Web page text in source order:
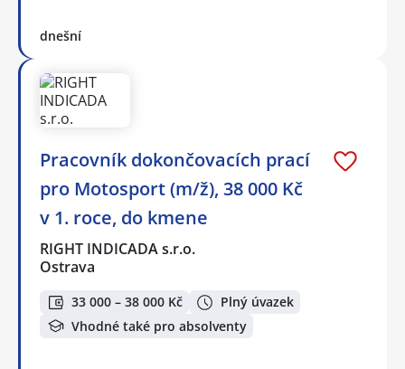
dnešní
Pracovník dokončovacích prací
pro Motosport (m/ž), 38 000 Kč
v 1. roce, do kmene
RIGHT INDICADA s.r.o.
Ostrava
33 000 – 38 000 Kč
Plný úvazek
Vhodné také pro absolventy